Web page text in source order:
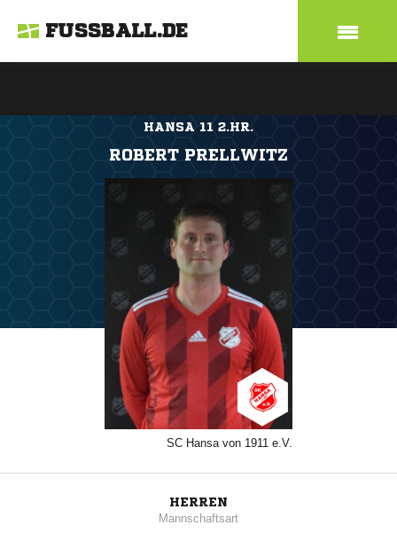
FUSSBALL.DE
HANSA 11 2.HR.
ROBERT PRELLWITZ
SC Hansa von 1911 e.V.
HERREN
Mannschaftsart